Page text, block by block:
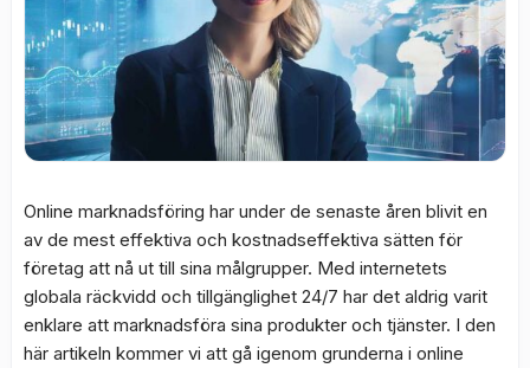
Online marknadsföring har under de senaste åren blivit en
av de mest effektiva och kostnadseffektiva sätten för
företag att nå ut till sina målgrupper. Med internetets
globala räckvidd och tillgänglighet 24/7 har det aldrig varit
enklare att marknadsföra sina produkter och tjänster. I den
här artikeln kommer vi att gå igenom grunderna i online